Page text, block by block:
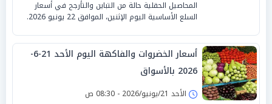
المحاصيل الحقلية حالة من التباين والتأرجح في أسعار
السلع الأساسية اليوم الإثنين، الموافق 22 يونيو 2026.
أسعار الخضروات والفاكهة اليوم الأحد 21-6-
2026 بالأسواق
الأحد 21/يونيو/2026 - 08:30 ص